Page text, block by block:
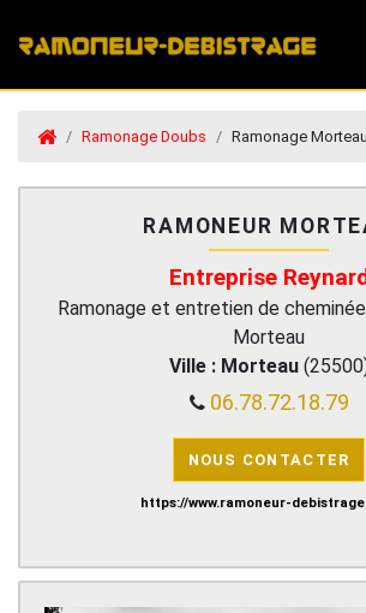
Ramonage Doubs Ramonage Morteau
RAMONEUR
Entreprise
Ramonage et entretien de
Morteau
Ville : Morteau(25500
06.78.72.18.79
NOUS CONTACTER
https://www.ramoneur-